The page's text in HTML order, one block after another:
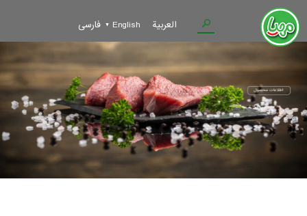
فارسی English العربية